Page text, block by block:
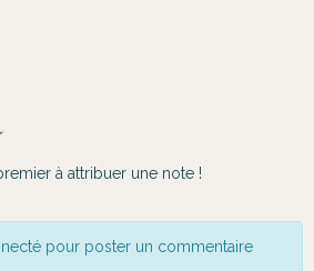
à attribuer une note !
pour poster un commentaire